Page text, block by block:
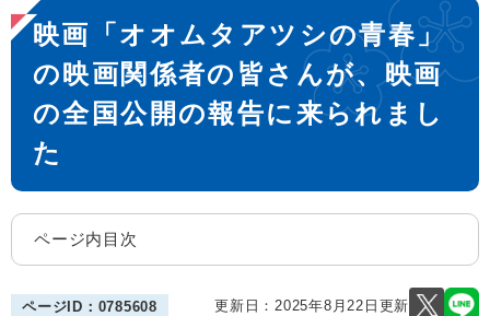
本
文
映画「オオムタアツシの青春」
の映画関係者の皆さんが、映画
の全国公開の報告に来られまし
た
ページ内目次
ページID：0785608 更新日：2025年8月22日更新